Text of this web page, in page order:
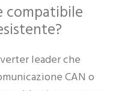
compatibile
leader che
CAN o